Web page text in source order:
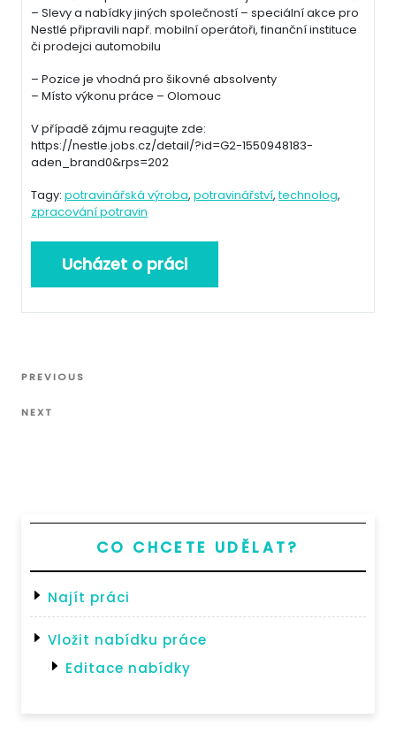
– Slevy a nabídky jiných společností – speciální akce pro
Nestlé připravili např. mobilní operátoři, finanční instituce
či prodejci automobilu
– Pozice je vhodná pro šikovné absolventy
– Místo výkonu práce – Olomouc
V případě zájmu reagujte zde:
https://nestle.jobs.cz/detail/?id=G2-1550948183-
aden_brand0&rps=202
Tagy: potravinářská výroba, potravinářství,technolog,
zpracování potravin
Navigace
příspěvek
Previous
PREVIOUS
Next
NEXT
CO CHCETE UDĚLAT?
Najít práci
Vložit nabídku práce
Editace nabídky